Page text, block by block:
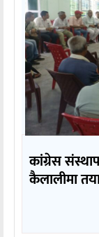
कांग्रेस
कैलालीमा